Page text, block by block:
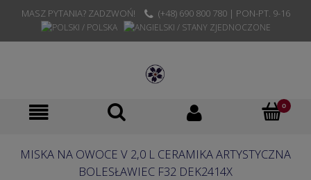
MASZ PYTANIA? ZADZWOŃ! (+48) 690 800 780 | PON-PT. 9-16
MISKA NA OWOCE V 2,0 L CERAMIKA ARTYSTYCZNA
BOLESŁAWIEC F32 DEK2414X